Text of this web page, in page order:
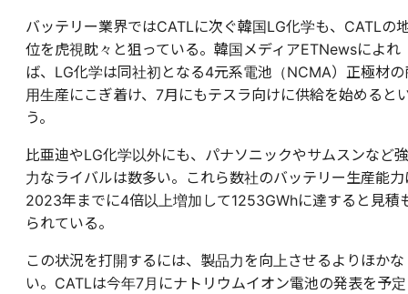
バッテリー業界ではCATLに次ぐ韓国LG化学も、CATLの
位を虎視眈々と狙っている。韓国メディアETNewsによれ
ば、LG化学は同社初となる4元系電池（NCMA）正極材の
用生産にこぎ着け、7月にもテスラ向けに供給を始めると
う。
比亜迪やLG化学以外にも、パナソニックやサムスンなど強
力なライバルは数多い。これら数社のバッテリー生産能力
2023年までに4倍以上増加して1253GWhに達すると見積
られている。
この状況を打開するには、製品力を向上させるよりほかな
い。CATLは今年7月にナトリウムイオン電池の発表を予定